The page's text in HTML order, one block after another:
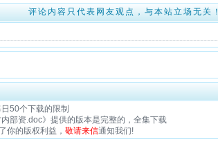
评论内容只代表网友观点，与本站立场无关！
50个下载的限制
部资.doc》提供的版本是完整的，全集下载
你的版权利益， 敬请来信通知我们!